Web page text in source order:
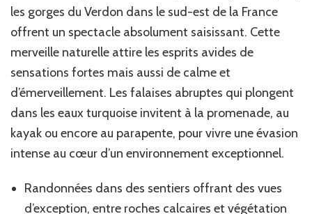
les gorges du Verdon dans le sud-est de la France
offrent un spectacle absolument saisissant. Cette
merveille naturelle attire les esprits avides de
sensations fortes mais aussi de calme et
d’émerveillement. Les falaises abruptes qui plongent
dans les eaux turquoise invitent à la promenade, au
kayak ou encore au parapente, pour vivre une évasion
intense au cœur d’un environnement exceptionnel.
Randonnées dans des sentiers offrant des vues
d’exception, entre roches calcaires et végétation